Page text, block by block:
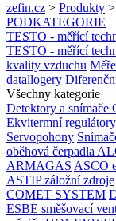
zefin.cz > Produkty >
PODKATEGORIE
TESTO - měřící
TESTO - měřící
kvality vzduchu
datallogery
Všechny kategorie
Detektory a snímače
Ekvitermní regulátory
Servopohony
oběhová čerpadla
ARMAGAS ASCO
ASTIP záložní zdroje
COMET SYSTEM
ESBE směšovací